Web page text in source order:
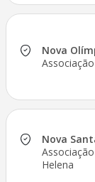
Nova
Nova
Helena